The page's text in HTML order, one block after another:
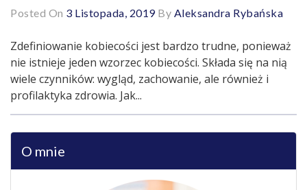
Posted On 3 Listopada, 2019By Aleksandra Rybańska
Zdefiniowanie kobiecości jest bardzo trudne, ponieważ
nie istnieje jeden wzorzec kobiecości. Składa się na nią
wiele czynników: wygląd, zachowanie, ale również i
profilaktyka zdrowia. Jak...
O mnie